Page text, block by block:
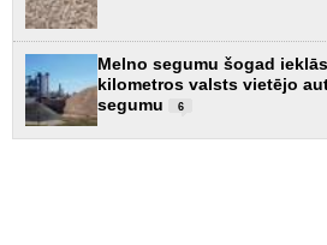
Melno segumu šogad
kilometros valsts vietējo
segumu
6